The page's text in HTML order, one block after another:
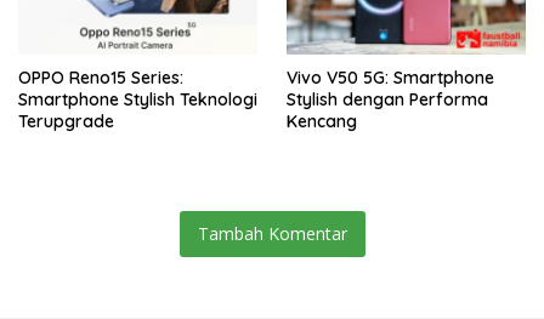
OPPO Reno15 Series:
Smartphone Stylish Teknologi
Terupgrade
Vivo V50 5G: Smartphone
Stylish dengan Performa
Kencang
Tambah Komentar